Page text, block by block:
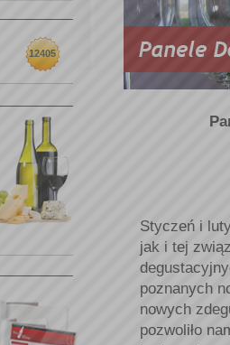
12405
Styczeń i
jak i tej
poznanych
nowych
pozwoliło